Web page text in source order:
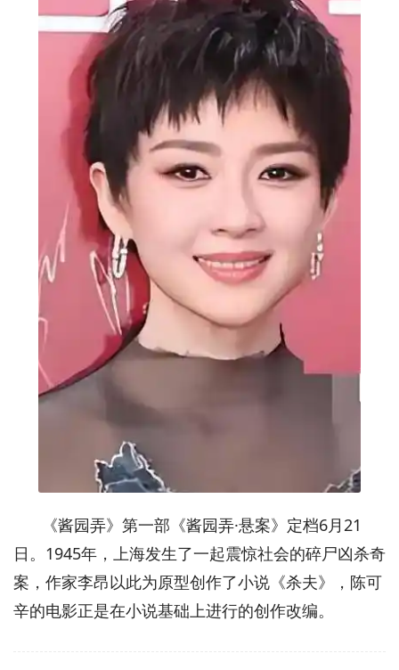
《酱园弄》第一部《酱园弄·悬案》定档6月21
日。1945年，上海发生了一起震惊社会的碎尸凶杀奇
案，作家李昂以此为原型创作了小说《杀夫》，陈可
辛的电影正是在小说基础上进行的创作改编。